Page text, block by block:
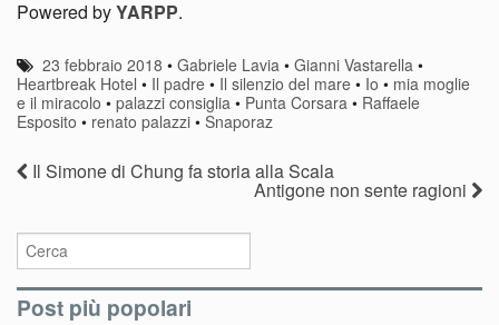
patria
Powered byYARPP.
23 febbraio 2018 •Gabriele Lavia •Gianni Vastarella •
Heartbreak Hotel • Il padre • Il silenzio del mare • Io • mia moglie
e il miracolo • palazzi consiglia • Punta Corsara • Raffaele
Esposito • renato palazzi • Snaporaz
Il Simone di Chung fa storia alla Scala
Antigone non sente ragioni
Post più popolari